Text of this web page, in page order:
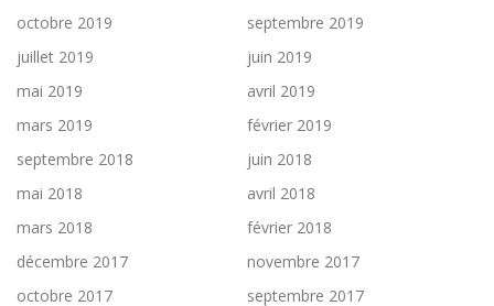
octobre 2019
septembre 2019
juillet 2019
juin 2019
mai 2019
avril 2019
mars 2019
février 2019
septembre 2018
juin 2018
mai 2018
avril 2018
mars 2018
février 2018
décembre 2017
novembre 2017
octobre 2017
septembre 2017